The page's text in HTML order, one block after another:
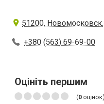
51200,
+380 (563) 69-69-00
Оцініть першим
(0 оцінок)